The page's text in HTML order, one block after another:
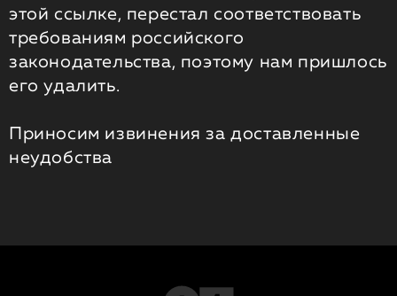
этой ссылке, перестал соответствовать
требованиям российского
законодательства, поэтому нам пришлось
его удалить.
Приносим извинения за доставленные
неудобства